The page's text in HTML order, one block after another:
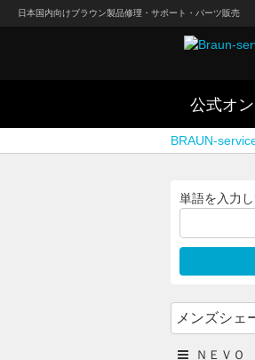
日本国内向けブラウン製品修理・サポート・パーツ販売
公式オ
BRAUN-
単語を入力
メンズシェ
ＮＥＶＯ